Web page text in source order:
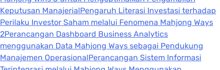
Keputusan ManajerialPengaruh Literasi Investasi terhadap
Perilaku Investor Saham melalui Fenomena Mahjong Ways
2Perancangan Dashboard Business Analytics
menggunakan Data Mahjong Ways sebagai Pendukung
Manajemen OperasionalPerancangan Sistem Informasi